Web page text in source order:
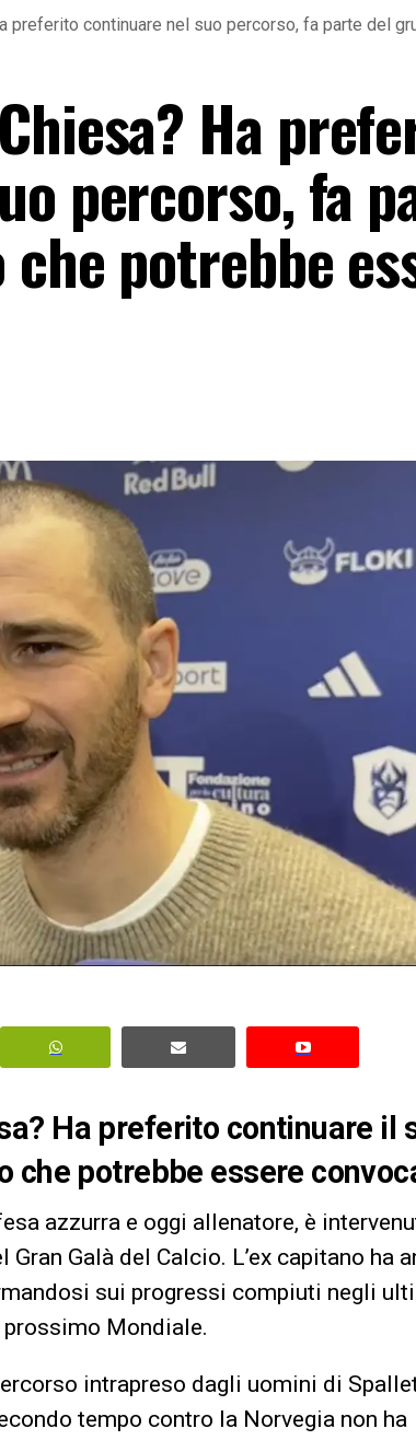
preferito continuare nel suo percorso, fa parte del
Ha
percorso, fa
potrebbe
Ha preferito continuare il
che potrebbe essere
azzurra e oggi allenatore, è
Galà del Calcio. L’ex capitano ha
sui progressi compiuti negli
Mondiale.
intrapreso dagli uomini di
tempo contro la Norvegia non ha